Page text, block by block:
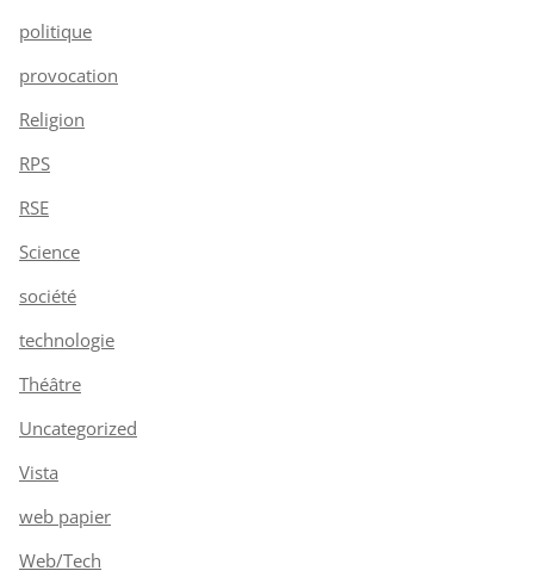
politique
provocation
Religion
RPS
RSE
Science
société
technologie
Théâtre
Uncategorized
Vista
web papier
Web/Tech